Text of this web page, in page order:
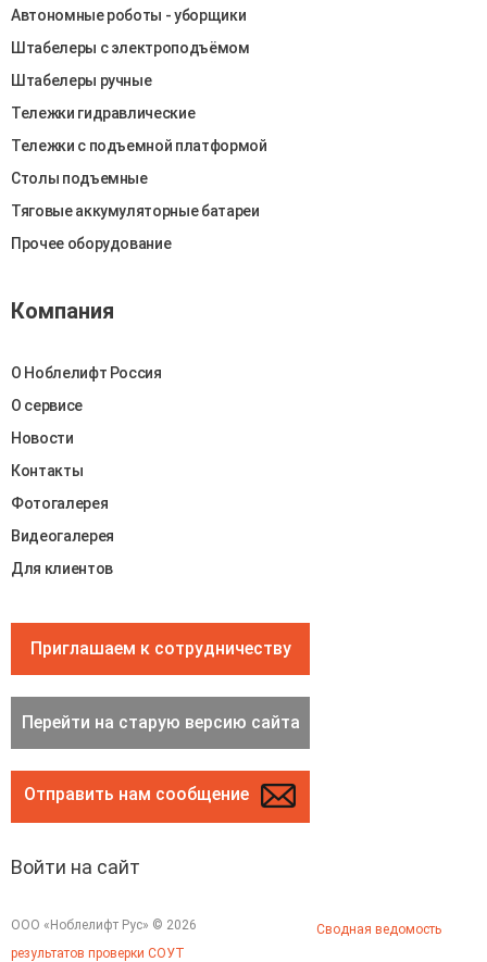
Автономные роботы - уборщики
Штабелеры c электроподъёмом
Штабелеры ручные
Тележки гидравлические
Тележки с подъемной платформой
Столы подъемные
Тяговые аккумуляторные батареи
Прочее оборудование
Компания
О Ноблелифт Россия
О сервисе
Новости
Контакты
Фотогалерея
Видеогалерея
Для клиентов
Приглашаем к сотрудничеству
Перейти на старую версию сайта
Отправить нам сообщение
Войти на сайт
ООО «Ноблелифт Рус» © 2026
Сводная ведомость
результатов проверки СОУТ